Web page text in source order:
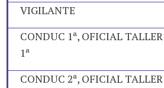
VIGILANTE
CONDUC 1ª, OFICIAL TALLER
1ª
CONDUC 2ª, OFICIAL TALLER